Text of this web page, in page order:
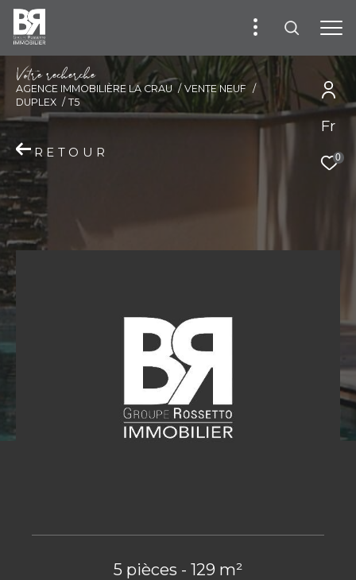
Fr
0
Votre recherche
AGENCE IMMOBILIÈRE LA CRAU
VENTE NEUF
DUPLEX
T5
RETOUR
5 pièces - 129 m²